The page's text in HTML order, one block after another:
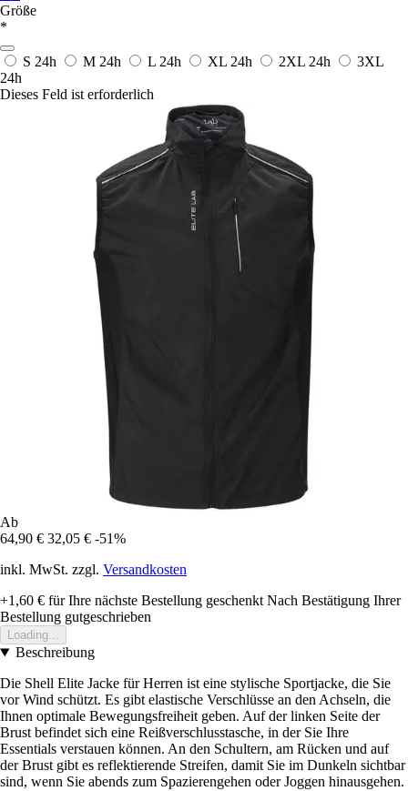
Größe
*
S 24h M 24h L 24h XL 24h 2XL 24h
3XL
24h
Dieses Feld ist erforderlich
Ab
64,90 € 32,05 € -51%
inkl. MwSt. zzgl. Versandkosten
+1,60 € für Ihre nächste Bestellung geschenkt Nach Bestätigung Ihrer
Bestellung gutgeschrieben
Loading...
Beschreibung
Die Shell Elite Jacke für Herren ist eine stylische Sportjacke, die Sie
vor Wind schützt. Es gibt elastische Verschlüsse an den Achseln, die
Ihnen optimale Bewegungsfreiheit geben. Auf der linken Seite der
Brust befindet sich eine Reißverschlusstasche, in der Sie Ihre
Essentials verstauen können. An den Schultern, am Rücken und auf
der Brust gibt es reflektierende Streifen, damit Sie im Dunkeln sichtbar
sind, wenn Sie abends zum Spazierengehen oder Joggen hinausgehen.